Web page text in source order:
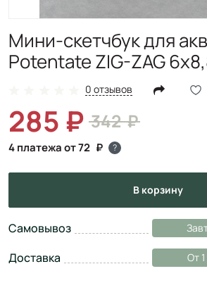
Мини-скетчбук для
Potentate ZIG-ZAG
0 отзывов
342
285
4 платежа от 72 ?
в корзину
Самовывоз
Доставка От